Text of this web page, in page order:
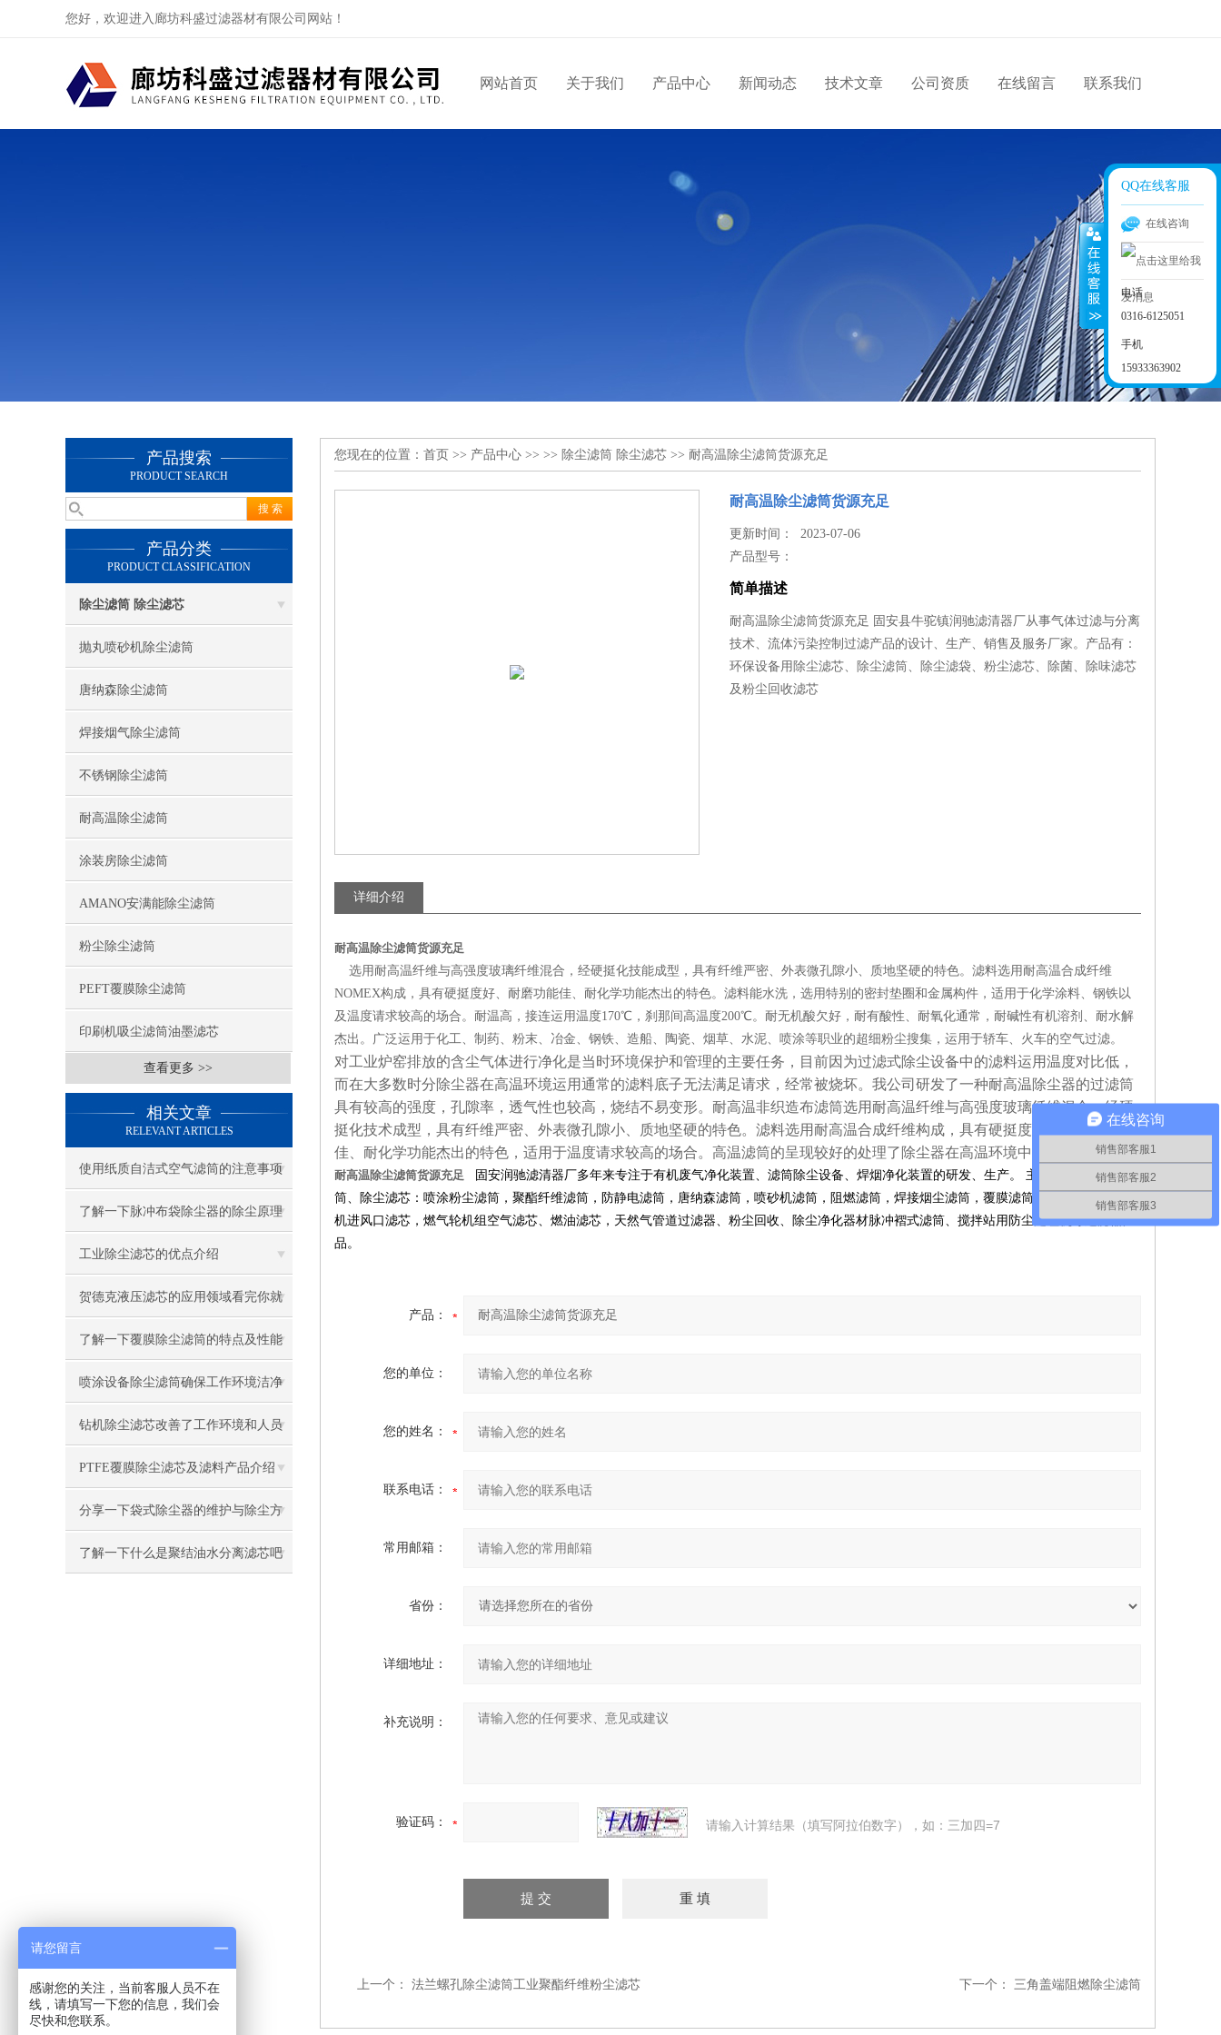
您好，欢迎进入廊坊科盛过滤器材有限公司网站！
网站首页 关于我们 产品中心 新闻动态 技术文章 公司资质 在线留言 联系我们
产品搜索
PRODUCT SEARCH
产品分类
PRODUCT CLASSIFICATION
除尘滤筒 除尘滤芯
抛丸喷砂机除尘滤筒
唐纳森除尘滤筒
焊接烟气除尘滤筒
不锈钢除尘滤筒
耐高温除尘滤筒
涂装房除尘滤筒
AMANO安满能除尘滤筒
粉尘除尘滤筒
PEFT覆膜除尘滤筒
印刷机吸尘滤筒油墨滤芯
查看更多 >>
相关文章
RELEVANT ARTICLES
使用纸质自洁式空气滤筒的注意事项
了解一下脉冲布袋除尘器的除尘原理
及设计吧
工业除尘滤芯的优点介绍
贺德克液压滤芯的应用领域看完你就
知道了
了解一下覆膜除尘滤筒的特点及性能
有哪些吧
喷涂设备除尘滤筒确保工作环境洁净
与健康
钻机除尘滤芯改善了工作环境和人员
健康状况
PTFE覆膜除尘滤芯及滤料产品介绍
分享一下袋式除尘器的维护与除尘方
法
了解一下什么是聚结油水分离滤芯吧
您现在的位置： 首页 >> 产品中心 >> >> 除尘滤筒 除尘滤芯 >> 耐高温除尘滤筒货源充足
耐高温除尘滤筒货源充足
更新时间： 2023-07-06
产品型号：
简单描述
耐高温除尘滤筒货源充足 固安县牛驼镇润驰滤清器厂从事气体过滤与分离
技术、流体污染控制过滤产品的设计、生产、销售及服务厂家。产品有：
环保设备用除尘滤芯、除尘滤筒、除尘滤袋、粉尘滤芯、除菌、除味滤芯
及粉尘回收滤芯
详细介绍
耐高温除尘滤筒货源充足
选用耐高温纤维与高强度玻璃纤维混合，经硬挺化技能成型，具有纤维严密、外表微孔隙小、质地坚硬的特色。滤料选用耐高温合成纤维
NOMEX构成，具有硬挺度好、耐磨功能佳、耐化学功能杰出的特色。滤料能水洗，选用特别的密封垫圈和金属构件，适用于化学涂料、钢铁以
及温度请求较高的场合。耐温高，接连运用温度170℃，刹那间高温度200℃。耐无机酸欠好，耐有酸性、耐氧化通常，耐碱性有机溶剂、耐水解
杰出。广泛运用于化工、制药、粉末、冶金、钢铁、造船、陶瓷、烟草、水泥、喷涂等职业的超细粉尘搜集，运用于轿车、火车的空气过滤。
对工业炉窑排放的含尘气体进行净化是当时环境保护和管理的主要任务，目前因为过滤式除尘设备中的滤料运用温度对比低，
而在大多数时分除尘器在高温环境运用通常的滤料底子无法满足请求，经常被烧坏。我公司研发了一种耐高温除尘器的过滤筒
具有较高的强度，孔隙率，透气性也较高，烧结不易变形。耐高温非织造布滤筒选用耐高温纤维与高强度玻璃纤维混合，经硬
挺化技术成型，具有纤维严密、外表微孔隙小、质地坚硬的特色。滤料选用耐高温合成纤维构成，具有硬挺度好、耐磨功能
佳、耐化学功能杰出的特色，适用于温度请求较高的场合。高温滤筒的呈现较好的处理了除尘器在高温环境中的运用。
耐高温除尘滤筒货源充足 固安润驰滤清器厂多年来专注于有机废气净化装置、滤筒除尘设备、焊烟净化装置的研发、生产。 主要产品
除尘滤
筒、除尘滤芯：喷涂粉尘滤筒，聚酯纤维滤筒，防静电滤筒，唐纳森滤筒，喷砂机滤筒，阻燃滤筒，焊接烟尘滤筒，覆膜滤筒，气体过滤器、风
机进风口滤芯，燃气轮机组空气滤芯、燃油滤芯，天然气管道过滤器、粉尘回收、除尘净化器材脉冲褶式滤筒、搅拌站用防尘处理机等过滤器产
品。
产品：
您的单位：
您的姓名：
联系电话：
常用邮箱：
省份：
详细地址：
补充说明：
验证码： 请输入计算结果（填写阿拉伯数字），如：三加四=7
上一个： 法兰螺孔除尘滤筒工业聚酯纤维粉尘滤芯 下一个： 三角盖端阻燃除尘滤筒
QQ在线客服
在线咨询
电话
0316-6125051
手机
15933363902
在线咨询
销售部客服1
销售部客服2
销售部客服3
请您留言
感谢您的关注，当前客服人员不在
线，请填写一下您的信息，我们会
尽快和您联系。